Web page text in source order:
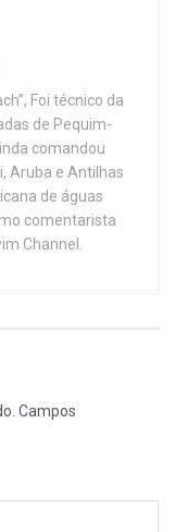
Foi técnico da
de Pequim-
comandou
Aruba e Antilhas
de águas
comentarista
Channel.
Campos